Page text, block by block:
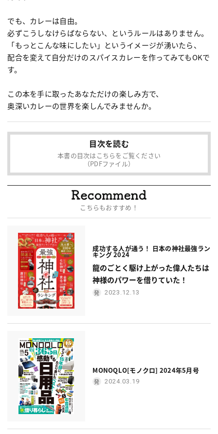
でも、カレーは自由。
必ずこうしなけらばならない、というルールはありません。
「もっとこんな味にしたい」というイメージが湧いたら、
配合を変えて自分だけのスパイスカレーを作ってみてもOKで
す。
この本を手に取ったあなただけの楽しみ方で、
奥深いカレーの世界を楽しんでみませんか。
目次を読む
本書の目次はこちらをご覧ください
（PDFファイル）
こちらもおすすめ！
成功する人が通う！ 日本の神社最強ラン
キング 2024
龍のごとく駆け上がった偉人たちは
神様のパワーを借りていた！
2023.12.13
MONOQLO[モノクロ] 2024年5月号
2024.03.19